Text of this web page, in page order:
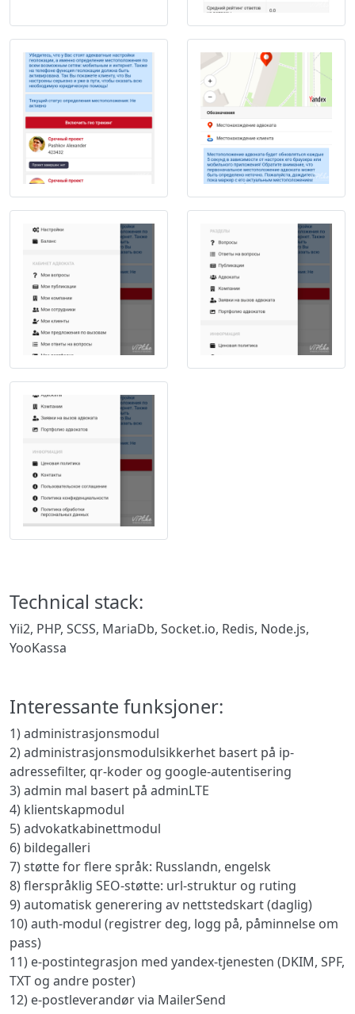
Technical stack:
Yii2, PHP, SCSS, MariaDb, Socket.io, Redis, Node.js,
YooKassa
Interessante funksjoner:
1) administrasjonsmodul
2) administrasjonsmodulsikkerhet basert på ip-
adressefilter, qr-koder og google-autentisering
3) admin mal basert på adminLTE
4) klientskapmodul
5) advokatkabinettmodul
6) bildegalleri
7) støtte for flere språk: Russlandn, engelsk
8) flerspråklig SEO-støtte: url-struktur og ruting
9) automatisk generering av nettstedskart (daglig)
10) auth-modul (registrer deg, logg på, påminnelse om
pass)
11) e-postintegrasjon med yandex-tjenesten (DKIM, SPF,
TXT og andre poster)
12) e-postleverandør via MailerSend